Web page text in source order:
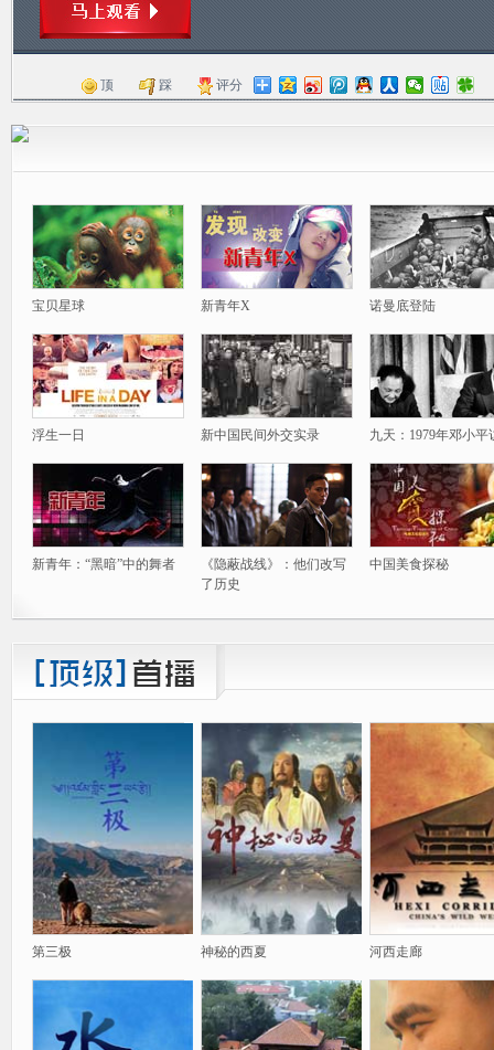
顶 踩 评分
宝贝星球 新青年X 诺曼底登陆
浮生一日 新中国民间外交实录 九天：1979年邓小平
新青年：“黑暗”中的舞者
《隐蔽战线》：他们改写
了历史
中国美食探秘
第三极 神秘的西夏 河西走廊